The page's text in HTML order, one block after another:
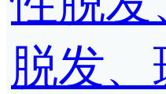
脱发、